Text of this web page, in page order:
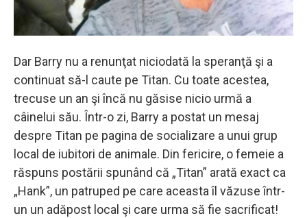
Dar Barry nu a renunţat niciodată la speranţă şi a
continuat să-l caute pe Titan. Cu toate acestea,
trecuse un an şi încă nu găsise nicio urmă a
câinelui său. Într-o zi, Barry a postat un mesaj
despre Titan pe pagina de socializare a unui grup
local de iubitori de animale. Din fericire, o femeie a
răspuns postării spunând că „Titan” arată exact ca
„Hank”, un patruped pe care aceasta îl văzuse într-
un un adăpost local şi care urma să fie sacrificat!